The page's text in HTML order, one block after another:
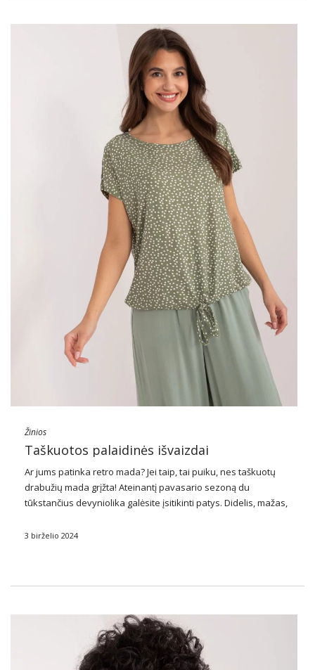
Žinios
Taškuotos palaidinės išvaizdai
Ar jums patinka retro mada? Jei taip, tai puiku, nes taškuotų
drabužių mada grįžta! Ateinantį pavasario sezoną du
tūkstančius devyniolika galėsite įsitikinti patys. Didelis, mažas,
drabužių. Štai kodėl šiandien mes apžvelgsime …
3 birželio 2024